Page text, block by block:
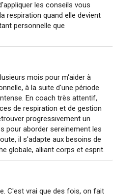
les conseils vous
respiration quand elle devient
personnelle que
mois pour m'aider à
à la suite d'une période
En coach très attentif,
de respiration et de gestion
progressivement un
pour aborder sereinement les
il s'adapte aux besoins de
globale, alliant corps et esprit.
C'est vrai que des fois, on fait